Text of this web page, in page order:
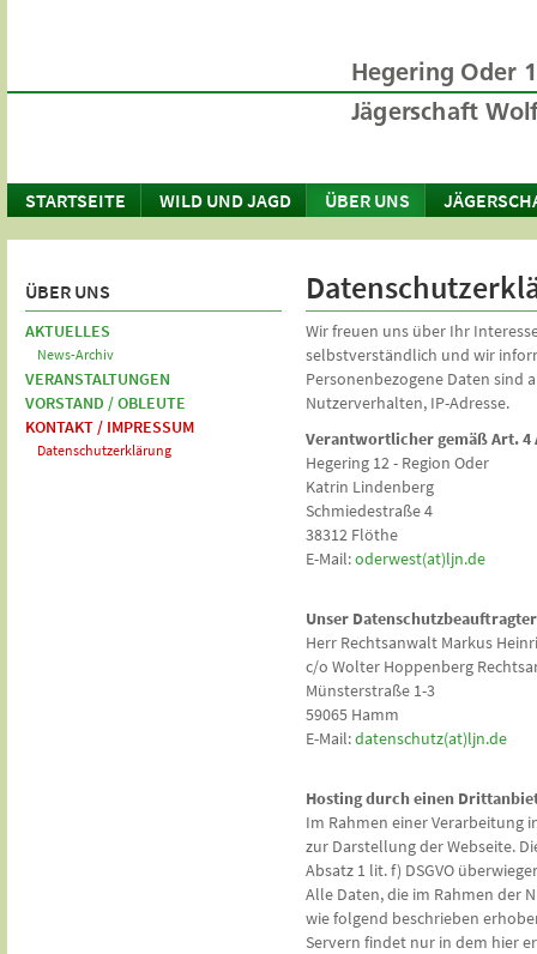
STARTSEITE WILD UND JAGD ÜBER UNS
ÜBER UNS
AKTUELLES
News-Archiv
VERANSTALTUNGEN
VORSTAND / OBLEUTE
KONTAKT / IMPRESSUM
Datenschutzerklärung
Wir freuen uns über Ihr
selbstverständlich und wir
Personenbezogene Daten sind
Nutzerverhalten, IP-Adresse.
Verantwortlicher gemäß Art. 4
Hegering 12 - Region Oder
Katrin Lindenberg
Schmiedestraße 4
38312 Flöthe
E-Mail:oderwest(at)ljn.de
Unser Datenschutzbeauftragter
Herr Rechtsanwalt Markus
c/o Wolter Hoppenberg
Münsterstraße 1-3
59065 Hamm
E-Mail:datenschutz(at)ljn.de
Hosting durch einen
Im Rahmen einer Verarbeitung
zur Darstellung der Webseite.
Absatz 1 lit. f) DSGVO
Alle Daten, die im Rahmen der
wie folgend beschrieben
Servern findet nur in dem hier